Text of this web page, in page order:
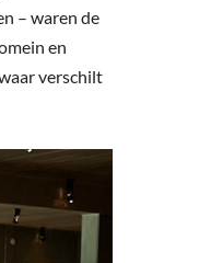
– waren de
en
verschilt